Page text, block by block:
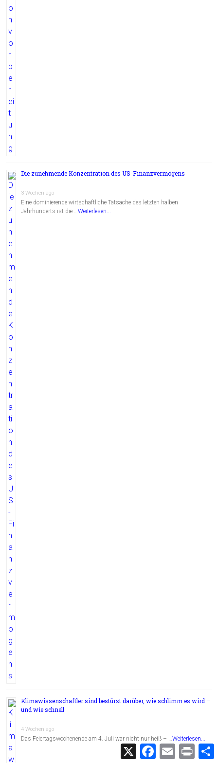
Die zunehmende Konzentration des US-Finanzvermögens
3 Wochen ago
Eine dominierende wirtschaftliche Tatsache des letzten halben
Jahrhunderts ist die …Weiterlesen...
Klimawissenschaftler sind bestürzt darüber, wie schlimm es wird –
und wie schnell
4 Wochen ago
Das Feiertagswochenende am 4. Juli war nicht nur heiß – …Weiterlesen...
X
F
E
m
P